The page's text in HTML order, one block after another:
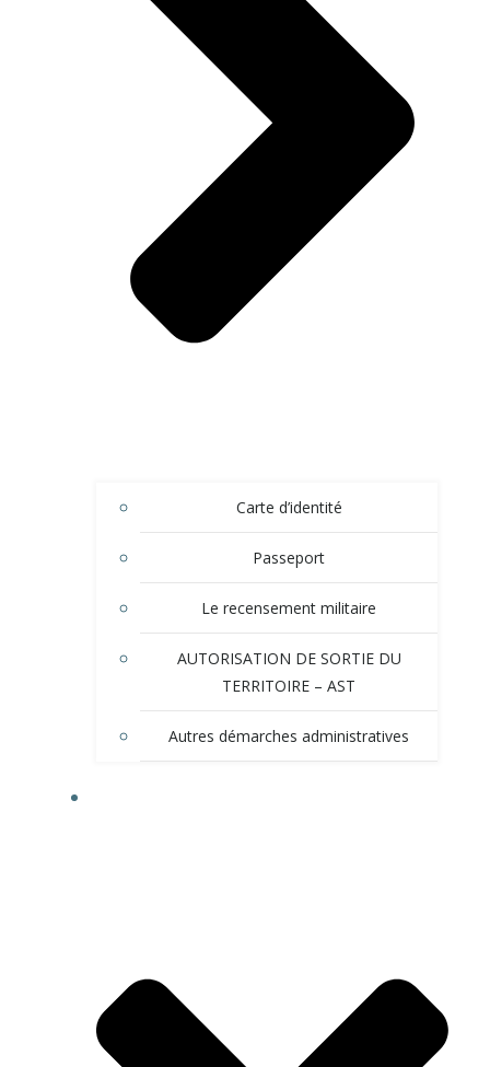
Carte d’identité
Passeport
Le recensement militaire
AUTORISATION DE SORTIE DU
TERRITOIRE – AST
Autres démarches administratives